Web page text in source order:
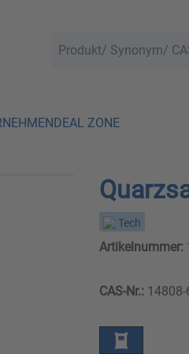
DEAL ZONE
Tech
Artikelnummer:
CAS-Nr.:14808-